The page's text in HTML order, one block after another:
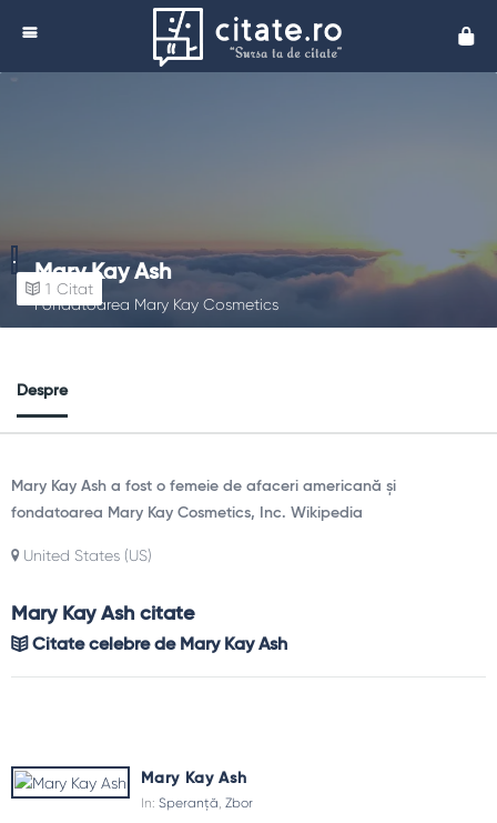
Mary Kay Ash
Fondatoarea Mary Kay Cosmetics
1 Citat
Despre
Mary Kay Ash a fost o femeie de afaceri americană și
fondatoarea Mary Kay Cosmetics, Inc. Wikipedia
United States (US)
Mary Kay Ash citate
Citate celebre de Mary Kay Ash
Mary Kay Ash
In: Speranță, Zbor